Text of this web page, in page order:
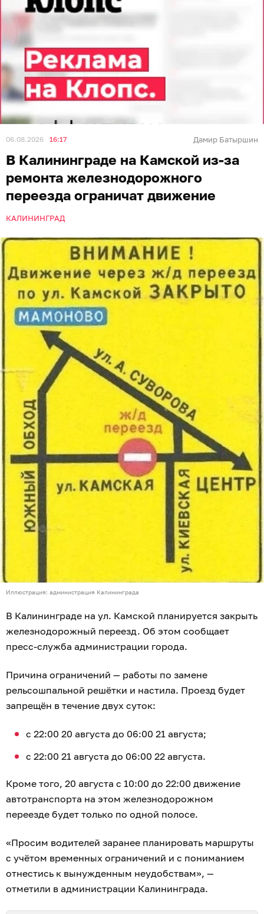
06.08.2026 16:17 Дамир Батыршин
В Калининграде на Камской из-за
ремонта железнодорожного
переезда ограничат движение
КАЛИНИНГРАД
Иллюстрация: администрация Калининграда
В Калининграде на ул. Камской планируется закрыть
железнодорожный переезд. Об этом сообщает
пресс-служба администрации города.
Причина ограничений — работы по замене
рельсошпальной решётки и настила. Проезд будет
запрещён в течение двух суток:
с 22:00 20 августа до 06:00 21 августа;
с 22:00 21 августа до 06:00 22 августа.
Кроме того, 20 августа с 10:00 до 22:00 движение
автотранспорта на этом железнодорожном
переезде будет только по одной полосе.
«Просим водителей заранее планировать маршруты
с учётом временных ограничений и с пониманием
отнестись к вынужденным неудобствам», —
отметили в администрации Калининграда.